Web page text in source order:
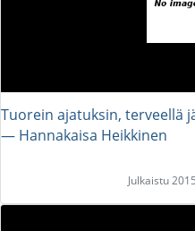
Tuorein ajatuksin, terveellä
― Hannakaisa Heikkinen
Julkaistu